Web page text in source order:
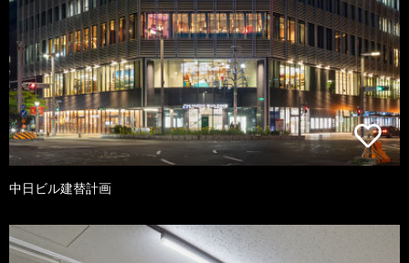
中日ビル建替計画